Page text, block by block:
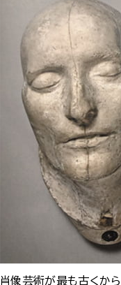
肖像芸術が最も古くか